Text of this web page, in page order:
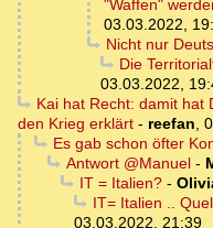
"Waffen"
03.03.2022,
Nicht nur
Die
03.03.2022,
Kai hat Recht: damit hat
den Krieg erklärt - reefan,
Es gab schon öfter
Antwort @Manuel-
IT = Italien?-
IT= Italien ..
03.03.2022, 21:39